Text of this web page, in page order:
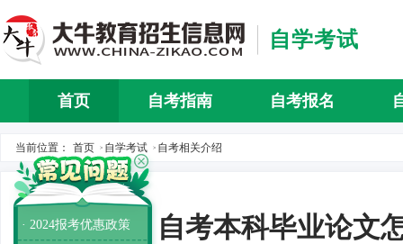
自学考试
首页 自考指南 自考报名
当前位置： 首页 > 自学考试 > 自考相关介绍
自考本科毕业论文
· 2024报考优惠政策